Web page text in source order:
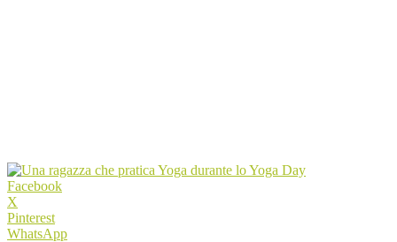
Facebook
X
Pinterest
WhatsApp